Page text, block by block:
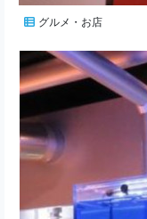
グルメ・お店